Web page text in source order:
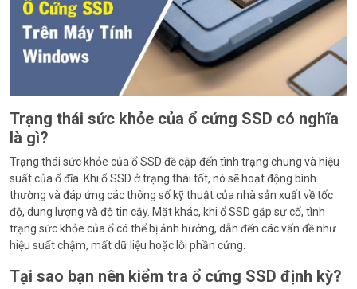
Trạng thái sức khỏe của ổ cứng SSD có nghĩa
là gì?
Trạng thái sức khỏe của ổ SSD đề cập đến tình trạng chung và hiệu
suất của ổ đĩa. Khi ổ SSD ở trạng thái tốt, nó sẽ hoạt động bình
thường và đáp ứng các thông số kỹ thuật của nhà sản xuất về tốc
độ, dung lượng và độ tin cậy. Mặt khác, khi ổ SSD gặp sự cố, tình
trạng sức khỏe của ổ có thể bị ảnh hưởng, dẫn đến các vấn đề như
hiệu suất chậm, mất dữ liệu hoặc lỗi phần cứng.
Tại sao bạn nên kiểm tra ổ cứng SSD định kỳ?